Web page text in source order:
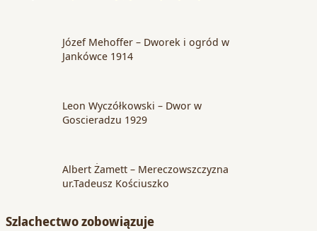
Józef Mehoffer – Dworek i ogród w
Jankówce 1914
Leon Wyczółkowski – Dwor w
Goscieradzu 1929
Albert Żamett – Mereczowszczyzna
ur.Tadeusz Kościuszko
Szlachectwo zobowiązuje